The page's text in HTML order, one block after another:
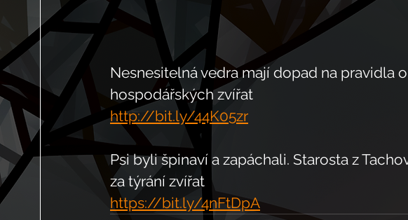
Nesnesitelná vedra mají dopad na pravidla
hospodářských zvířat
http://bit.ly/44K05zr
Psi byli špinaví a zapáchali. Starosta z
za týrání zvířat
https://bit.ly/4nFtDpA